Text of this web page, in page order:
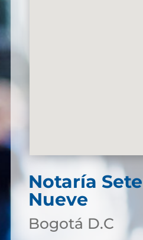
Notaría
Nueve
Bogotá D.C